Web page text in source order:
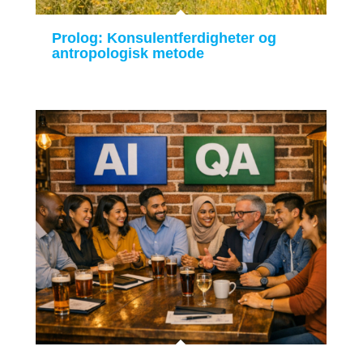
Prolog: Konsulentferdigheter og
antropologisk metode